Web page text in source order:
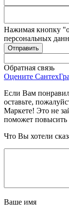
Нажимая кнопку
персональных
Обратная связь
Оцените
Если Вам
оставьте,
Маркете! Это не
поможет повысить
Что Вы хотели
Ваше имя